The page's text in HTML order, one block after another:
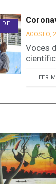
DE
AGOSTO,
Voces
LEER